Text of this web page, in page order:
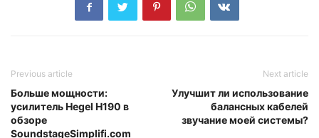
Previous article
Больше мощности:
усилитель Hegel H190 в
обзоре
SoundstageSimplifi.com
Next article
Улучшит ли использование
балансных кабелей
звучание моей системы?